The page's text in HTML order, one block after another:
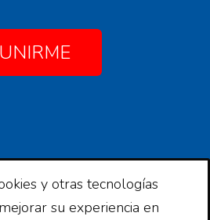
UNIRME
Comunidad Financiera
y otras tecnologías
su experiencia en